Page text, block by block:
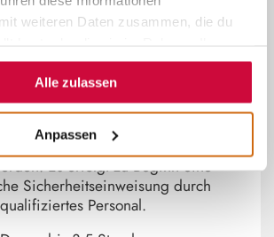
weiteren Daten zusammen, die du
gesammelt haben.
Alle zulassen
Anpassen
Eichen sind Kletterparcours mit
Schwierigkeitsstufen montiert. Die
Die Parcours bestehen aus
Stationen und Aufgaben, die es zu
gilt, bevor eine 200 Meter lange
Abfahrt aus den Baumwipfeln dient.
kann ohne jegliche Klettererfahrung
Es erfolgt zu Beginn eine
Sicherheitseinweisung durch
qualifiziertes Personal.